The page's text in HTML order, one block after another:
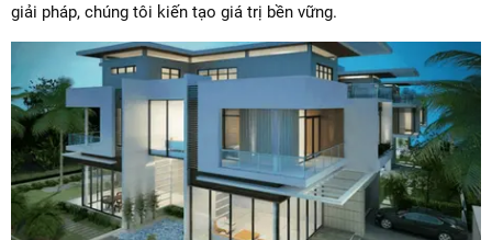
giải pháp, chúng tôi kiến tạo giá trị bền vững.